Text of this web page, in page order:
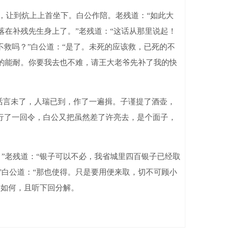
到炕上上首坐下。白公作陪。老残道：“如此大
补残先生身上了。”老残道：“这话从那里说起！
吗？”白公道：“是了。未死的应该救，已死的不
能耐。你要我去也不难，请王大老爷先补了我的快
未了，人瑞已到，作了一遍揖。子谨提了酒壶，
一回令，白公又把虽然差了许亮去，是个面子，
残道：“银子可以不必，我省城里四百银子已经取
公道：“那也使得。只是要用便来取，切不可顾小
何，且听下回分解。